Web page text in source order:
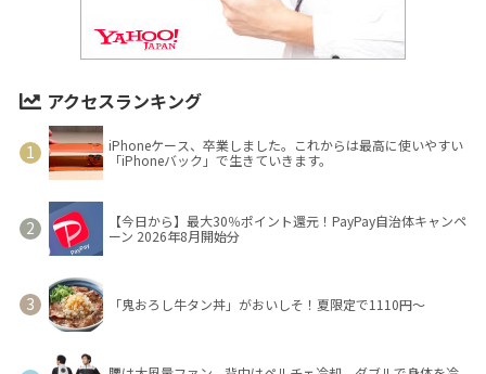
アクセスランキング
iPhoneケース、卒業しました。これからは最高に使いやすい
「iPhoneバック」で生きていきます。
【今日から】最大30％ポイント還元！PayPay自治体キャンペ
ーン 2026年8月開始分
「鬼おろし牛タン丼」がおいしそ！夏限定で1110円～